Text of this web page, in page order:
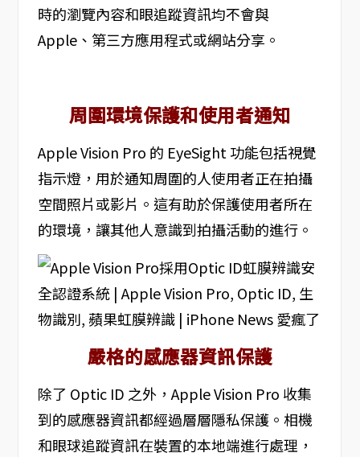
時的瀏覽內容和眼追蹤資訊均不會與
Apple、第三方應用程式或網站分享。
周圍環境保護和使用者通知
Apple Vision Pro 的 EyeSight 功能包括視覺
指示燈，用於通知周圍的人使用者正在拍攝
空間照片或影片。這有助於保護使用者所在
的環境，讓其他人意識到拍攝活動的進行。
嚴格的感應器資訊保護
除了 Optic ID 之外，Apple Vision Pro 收集
到的感應器資訊都經過層層隱私保護。相機
和眼球追蹤資訊在裝置的本地端進行處理，